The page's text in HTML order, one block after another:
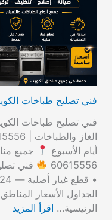
فني تصليح طباخات الكويت 24 ساعة | صيانة أفران
الغاز والطباخات | 60615556
أيام الأسبوع
جميع
60615556
فني
الجداول الأسعار
الرئيسية… اقرأ المزيد